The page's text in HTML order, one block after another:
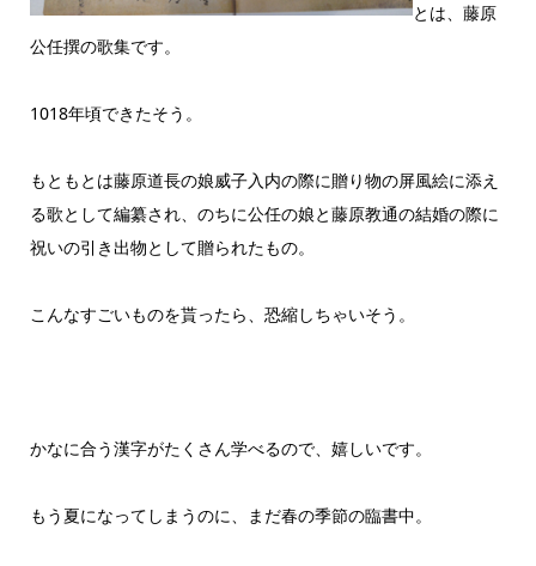
とは、藤原
公任撰の歌集です。
1018年頃できたそう。
もともとは藤原道長の娘威子入内の際に贈り物の屏風絵に添え
る歌として編纂され、のちに公任の娘と藤原教通の結婚の際に
祝いの引き出物として贈られたもの。
こんなすごいものを貰ったら、恐縮しちゃいそう。
かなに合う漢字がたくさん学べるので、嬉しいです。
もう夏になってしまうのに、まだ春の季節の臨書中。